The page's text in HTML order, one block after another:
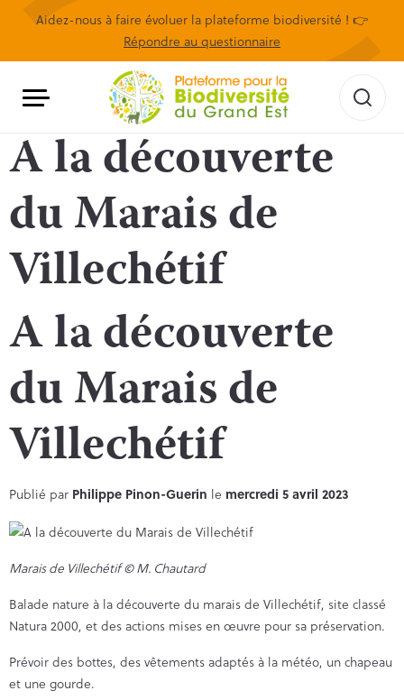
Aidez-nous à faire évoluer la plateforme biodiversité ! 👉
Répondre au questionnaire
A la découverte
du Marais de
Villechétif
A la découverte
du Marais de
Villechétif
Publié par Philippe Pinon-Guerin le mercredi 5 avril 2023
Marais de Villechétif © M. Chautard
Balade nature à la découverte du marais de Villechétif, site classé
Natura 2000, et des actions mises en œuvre pour sa préservation.
Prévoir des bottes, des vêtements adaptés à la météo, un chapeau
et une gourde.